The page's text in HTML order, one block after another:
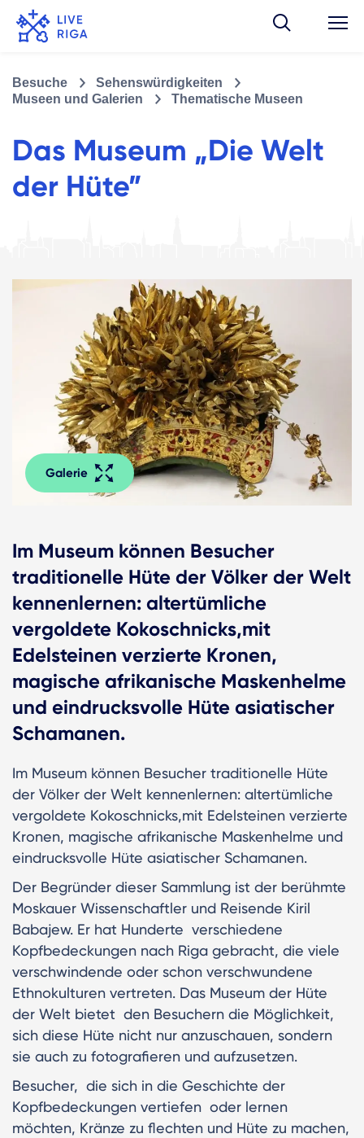
Besuche
Sehenswürdigkeiten
Museen und Galerien
Thematische Museen
Das Museum „Die Welt
der Hüte”
Galerie
Im Museum können Besucher
traditionelle Hüte der Völker der Welt
kennenlernen: altertümliche
vergoldete Kokoschnicks,mit
Edelsteinen verzierte Kronen,
magische afrikanische Maskenhelme
und eindrucksvolle Hüte asiatischer
Schamanen.
Im Museum können Besucher traditionelle Hüte
der Völker der Welt kennenlernen: altertümliche
vergoldete Kokoschnicks,mit Edelsteinen verzierte
Kronen, magische afrikanische Maskenhelme und
eindrucksvolle Hüte asiatischer Schamanen.
Der Begründer dieser Sammlung ist der berühmte
Moskauer Wissenschaftler und Reisende Kiril
Babajew. Er hat Hunderte verschiedene
Kopfbedeckungen nach Riga gebracht, die viele
verschwindende oder schon verschwundene
Ethnokulturen vertreten. Das Museum der Hüte
der Welt bietet den Besuchern die Möglichkeit,
sich diese Hüte nicht nur anzuschauen, sondern
sie auch zu fotografieren und aufzusetzen.
Besucher, die sich in die Geschichte der
Kopfbedeckungen vertiefen oder lernen
möchten, Kränze zu flechten und Hüte zu machen,